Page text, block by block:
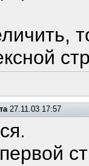
27.11.03 17:57